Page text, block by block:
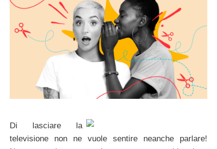
Di lasciare la
televisione non ne vuole sentire neanche parlare!